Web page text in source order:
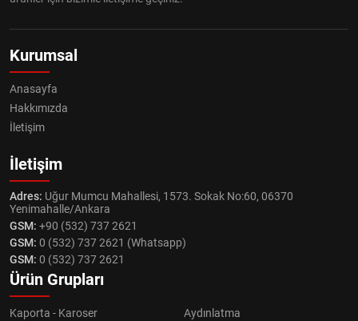
Kurumsal
Anasayfa
Hakkımızda
İletişim
İletişim
Adres: Uğur Mumcu Mahallesi, 1573. Sokak No:60, 06370
Yenimahalle/Ankara
GSM: +90 (532) 737 2621
GSM: 0 (532) 737 2621 (Whatsapp)
GSM: 0 (532) 737 2621
Ürün Grupları
Kaporta - Karoser
Aydınlatma